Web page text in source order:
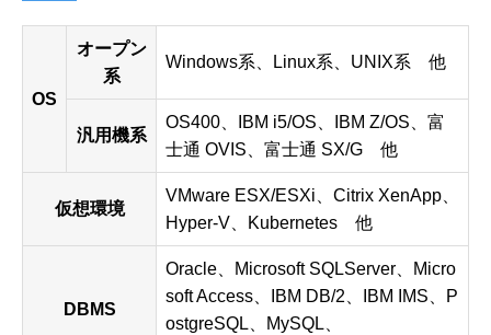
OS
オープン
系
Windows系、Linux系、UNIX系 他
汎用機系
OS400、IBM i5/OS、IBM Z/OS、富
士通 OVIS、富士通 SX/G 他
仮想環境
VMware ESX/ESXi、Citrix XenApp、
Hyper-V、Kubernetes 他
DBMS
Oracle、Microsoft SQLServer、Micro
soft Access、IBM DB/2、IBM IMS、P
ostgreSQL、MySQL、